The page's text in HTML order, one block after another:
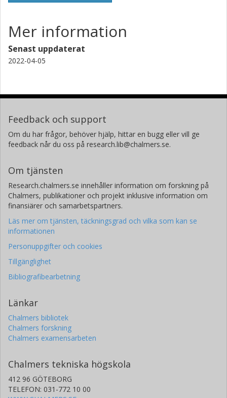
Mer information
Senast uppdaterat
2022-04-05
Feedback och support
Om du har frågor, behöver hjälp, hittar en bugg eller vill ge
feedback når du oss på research.lib@chalmers.se.
Om tjänsten
Research.chalmers.se innehåller information om forskning på
Chalmers, publikationer och projekt inklusive information om
finansiärer och samarbetspartners.
Läs mer om tjänsten, täckningsgrad och vilka som kan se
informationen
Personuppgifter och cookies
Tillgänglighet
Bibliografibearbetning
Länkar
Chalmers bibliotek
Chalmers forskning
Chalmers examensarbeten
Chalmers tekniska högskola
412 96 GÖTEBORG
TELEFON: 031-772 10 00